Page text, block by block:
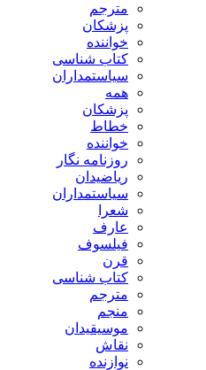
مترجم
پزشکان
خواننده
کتاب شناسی
سیاستمداران
همه
پزشکان
خطاط
خواننده
روزنامه نگار
ریاضیدان
سیاستمداران
شعرا
عارف
فیلسوف
قرن
کتاب شناسی
مترجم
منجم
موسیقیدان
نقاش
نوازنده